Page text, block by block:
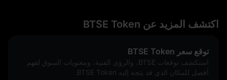
اكتشف المزيد عن BTSE Token
توقع سعر BTSE Token
استكشف توقعات BTSE، والرؤى الفنية، ومعنويات السوق لفهم
أفضل للمكان الذي قد يتجه إليه BTSE Token.